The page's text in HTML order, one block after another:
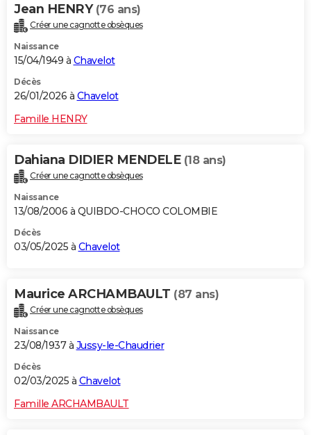
Carte de Noël
Carte Bonne année
Carte Saint-Valentin
Carte Pâques
Carte d'anniversaire
DICTIONNAIRE
Dictionnaire
Biographies
Citations
Expressions
Proverbes
PROGRAMME TV
S'inscrire
Se connecter
Lycées
Collèges
Primaires
Universités
Entreprises
Service militaire
Avis de recherche
AVIS DE DÉCÈS
FORUM
Bricolage
Lifestyle
Culture
Television
Voyage
Cinema
Jean HENRY (76 ans)
Créer une cagnotte obsèques
Naissance
15/04/1949 à Chavelot
Décès
26/01/2026 à Chavelot
Famille HENRY
Dahiana DIDIER MENDELE (18 ans)
Créer une cagnotte obsèques
Naissance
13/08/2006 à QUIBDO-CHOCO COLOMBIE
Décès
03/05/2025 à Chavelot
Maurice ARCHAMBAULT (87 ans)
Créer une cagnotte obsèques
Naissance
23/08/1937 à Jussy-le-Chaudrier
Décès
02/03/2025 à Chavelot
Famille ARCHAMBAULT